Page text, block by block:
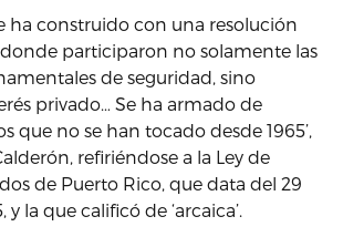
ha construido con una resolución
participaron no solamente las
de seguridad, sino
privado… Se ha armado de
que no se han tocado desde 1965’,
refiriéndose a la Ley de
de Puerto Rico, que data del 29
la que calificó de ‘arcaica’.